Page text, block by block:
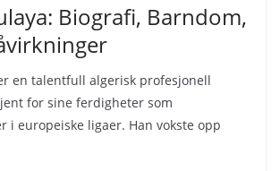
Biografi, Barndom,
en talentfull algerisk profesjonell
for sine ferdigheter som
i europeiske ligaer. Han vokste opp